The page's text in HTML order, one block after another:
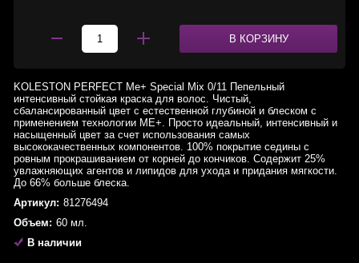
В КОРЗИНУ
KOLESTON PERFECT Me+ Special Mix 0/11 Пепельный
интенсивный стойкая краска для волос. Чистый,
сбалансированный цвет с естественной глубиной и блеском с
применением технологии МЕ+. Просто идеальный, интенсивный и
насыщенный цвет за счет использования самых
высококачественных компонентов. 100% покрытие седины с
ровным прокрашиванием от корней до кончиков. Содержит 25%
увлажняющих агентов и липидов для ухода и придания мягкости.
До 66% больше блеска.
Артикул: 81276494
Объем: 60 мл.
В наличии